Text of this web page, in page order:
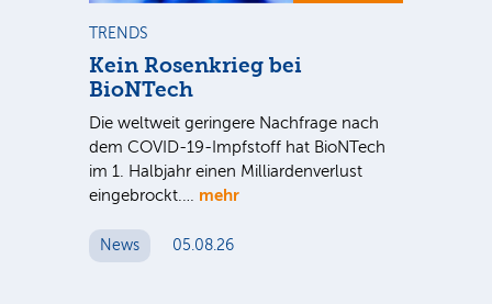
TRENDS
Kein Rosenkrieg bei
BioNTech
Die weltweit geringere Nachfrage nach
dem COVID-19-Impfstoff hat BioNTech
im 1. Halbjahr einen Milliardenverlust
eingebrockt.… mehr
News 05.08.26